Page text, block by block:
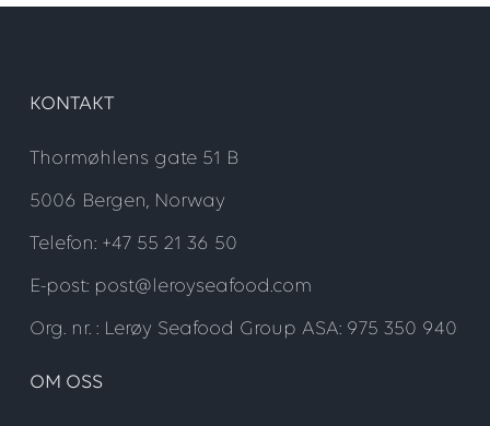
KONTAKT
Thormøhlens gate 51 B
5006 Bergen, Norway
Telefon: +47 55 21 36 50
E-post: post@leroyseafood.com
Org. nr. : Lerøy Seafood Group ASA: 975 350 940
OM OSS